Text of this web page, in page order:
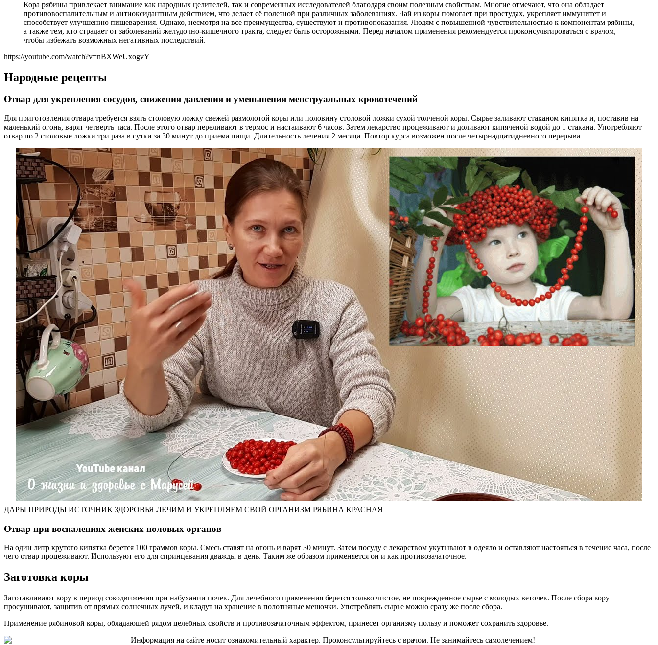
Кора рябины привлекает внимание как народных целителей, так и современных исследователей благодаря своим полезным свойствам. Многие отмечают, что она обладает
противовоспалительным и антиоксидантным действием, что делает её полезной при различных заболеваниях. Чай из коры помогает при простудах, укрепляет иммунитет и
способствует улучшению пищеварения. Однако, несмотря на все преимущества, существуют и противопоказания. Людям с повышенной чувствительностью к компонентам рябины,
а также тем, кто страдает от заболеваний желудочно-кишечного тракта, следует быть осторожными. Перед началом применения рекомендуется проконсультироваться с врачом,
чтобы избежать возможных негативных последствий.
https://youtube.com/watch?v=nBXWeUxogvY
Народные рецепты
Отвар для укрепления сосудов, снижения давления и уменьшения менструальных кровотечений
Для приготовления отвара требуется взять столовую ложку свежей размолотой коры или половину столовой ложки сухой толченой коры. Сырье заливают стаканом кипятка и, поставив на
маленький огонь, варят четверть часа. После этого отвар переливают в термос и настаивают 6 часов. Затем лекарство процеживают и доливают кипяченой водой до 1 стакана. Употребляют
отвар по 2 столовые ложки три раза в сутки за 30 минут до приема пищи. Длительность лечения 2 месяца. Повтор курса возможен после четырнадцатидневного перерыва.
ДАРЫ ПРИРОДЫ ИСТОЧНИК ЗДОРОВЬЯ ЛЕЧИМ И УКРЕПЛЯЕМ СВОЙ ОРГАНИЗМ РЯБИНА КРАСНАЯ
Отвар при воспалениях женских половых органов
На один литр крутого кипятка берется 100 граммов коры. Смесь ставят на огонь и варят 30 минут. Затем посуду с лекарством укутывают в одеяло и оставляют настояться в течение часа, после
чего отвар процеживают. Используют его для спринцевания дважды в день. Таким же образом применяется он и как противозачаточное.
Заготовка коры
Заготавливают кору в период сокодвижения при набухании почек. Для лечебного применения берется только чистое, не поврежденное сырье с молодых веточек. После сбора кору
просушивают, защитив от прямых солнечных лучей, и кладут на хранение в полотняные мешочки. Употреблять сырье можно сразу же после сбора.
Применение рябиновой коры, обладающей рядом целебных свойств и противозачаточным эффектом, принесет организму пользу и поможет сохранить здоровье.